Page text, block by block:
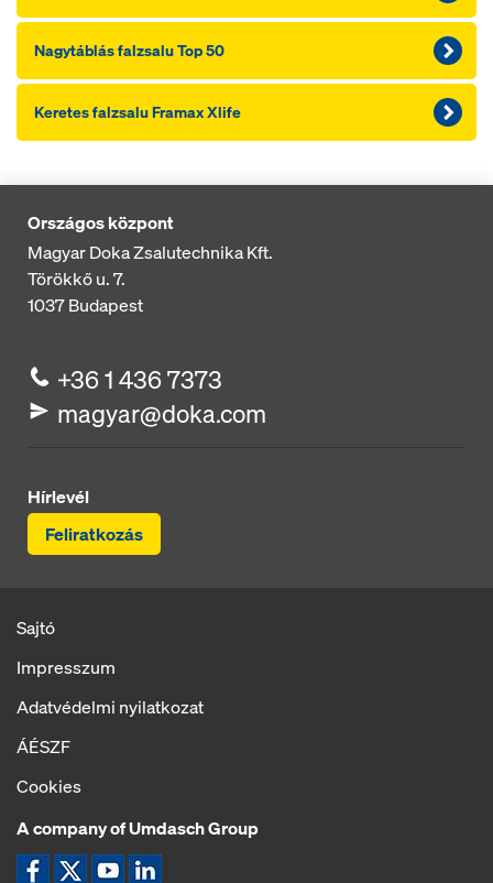
Nagytáblás falzsalu Top 50
Keretes falzsalu Framax Xlife
Országos központ
Magyar Doka Zsalutechnika Kft.
Törökkő u. 7.
1037Budapest
+36 1 436 7373
magyar@doka.com
Hírlevél
Feliratkozás
Sajtó
Impresszum
Adatvédelmi nyilatkozat
ÁÉSZF
Cookies
A company of Umdasch Group
Ikon Facebook
Ikon XIkon YouTube
Ikon LinkedIn